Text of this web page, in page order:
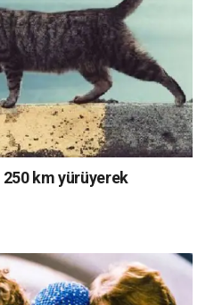
250 km yürüyerek